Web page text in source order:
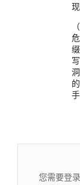
现
您需要登